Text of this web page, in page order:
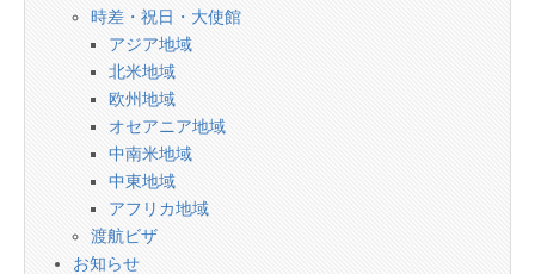
時差・祝日・大使館
アジア地域
北米地域
欧州地域
オセアニア地域
中南米地域
中東地域
アフリカ地域
渡航ビザ
お知らせ